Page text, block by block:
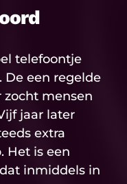
telefoontje
De een regelde
zocht mensen
jaar later
extra
Het is een
inmiddels in